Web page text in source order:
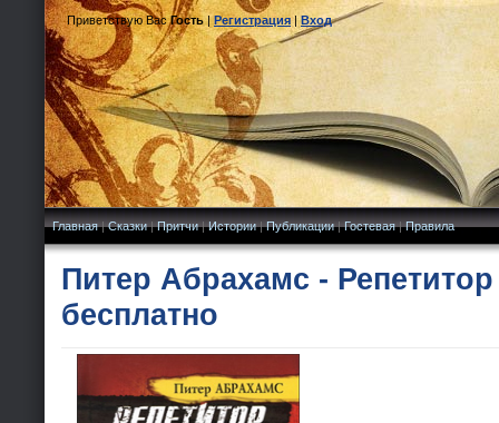
Приветствую Вас Гость|Регистрация|Вход
Главная|Сказки|Притчи|Истории|Публикации|Гостевая|Правила
Питер Абрахамс - Репетитор
бесплатно